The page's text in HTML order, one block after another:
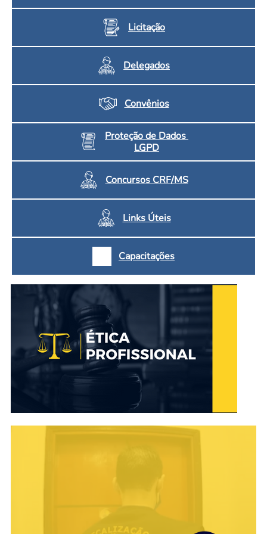
Licitação
Delegados
Convênios
Proteção de Dados
LGPD
Concursos CRF/MS
Links Úteis
Capacitações